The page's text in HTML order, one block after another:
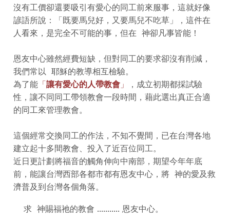
沒有工價卻還要吸引有愛心的同工前來服事，這就好像
諺語所說：「既要馬兒好，又要馬兒不吃草」，這件在
人看來，是完全不可能的事，但在 神卻凡事皆能！
恩友中心雖然經費短缺，但對同工的要求卻沒有削減，
我們常以 耶穌的教導相互檢驗。
為了能 「讓有愛心的人帶教會 」
，成立初期都採試驗
性，讓不同同工帶領教會一段時間，藉此選出真正合適
的同工來管理教會。
這個經常交換同工的作法，不知不覺間，已在台灣各地
建立起十多間教會、投入了近百位同工。
近日更計劃將福音的觸角伸向中南部，期望今年年底
前，能讓台灣西部各都市都有恩友中心，將 神的愛及救
濟普及到台灣各個角落。
求 神賜福祂的教會 ........... 恩友中心。